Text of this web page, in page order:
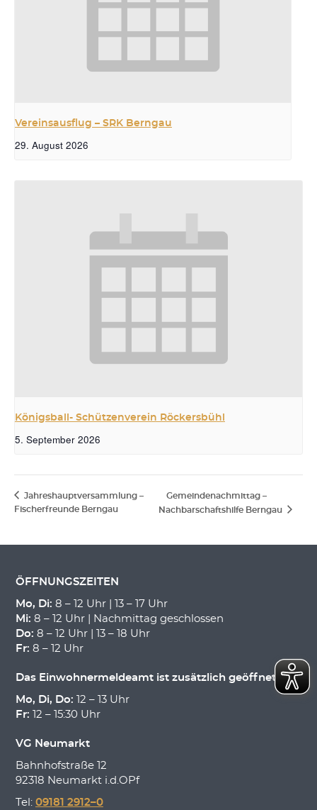
Vereinsausflug – SRK Berngau
29. August 2026
Königsball- Schützenverein Röckersbühl
5. September 2026
Jahreshauptversammlung –
Fischerfreunde Berngau
Gemeindenachmittag –
Nachbarschaftshilfe Berngau
ÖFFNUNGSZEITEN
Mo, Di: 8 – 12 Uhr | 13 – 17 Uhr
Mi: 8 – 12 Uhr | Nachmittag geschlossen
Do: 8 – 12 Uhr | 13 – 18 Uhr
Fr: 8 – 12 Uhr
Das Einwohnermeldeamt ist zusätzlich geöffnet:
Mo, Di, Do: 12 – 13 Uhr
Fr: 12 – 15:30 Uhr
VG Neumarkt
Bahnhofstraße 12
92318 Neumarkt i.d.OPf
Tel: 09181 2912–0